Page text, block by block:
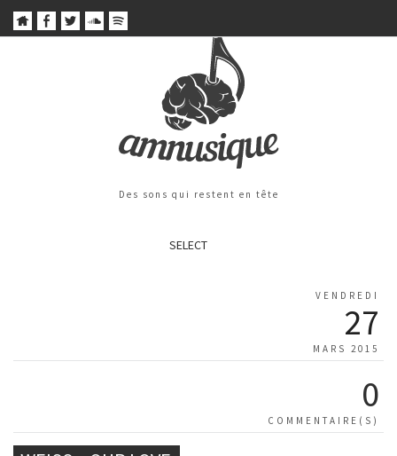
Des sons qui restent en tête
SELECT
VENDREDI
27
MARS 2015
0
COMMENTAIRE(S)